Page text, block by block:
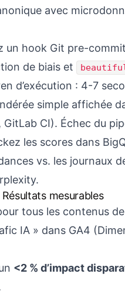
avec
un hook Git pre-
de biais et
d’exécution : 4-7
simple affichée
CI). Échec du
les scores dans
vs. les journaux
mesurables
tous les contenus
IA » dans GA4
<2 % d’impact